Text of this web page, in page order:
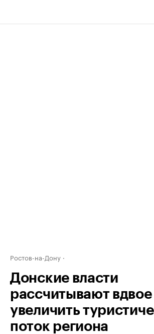
Ростов-на-Дону
Донские власти
рассчитывают вдвое
увеличить
поток региона